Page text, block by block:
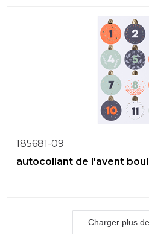
185681-09
autocollant de l'avent
Charger plus